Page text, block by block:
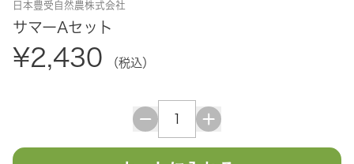
日本豊受自然農株式会社
サマーAセット
¥2,430 （税込）